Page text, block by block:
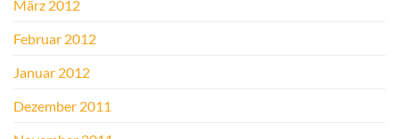
März 2012
Februar 2012
Januar 2012
Dezember 2011